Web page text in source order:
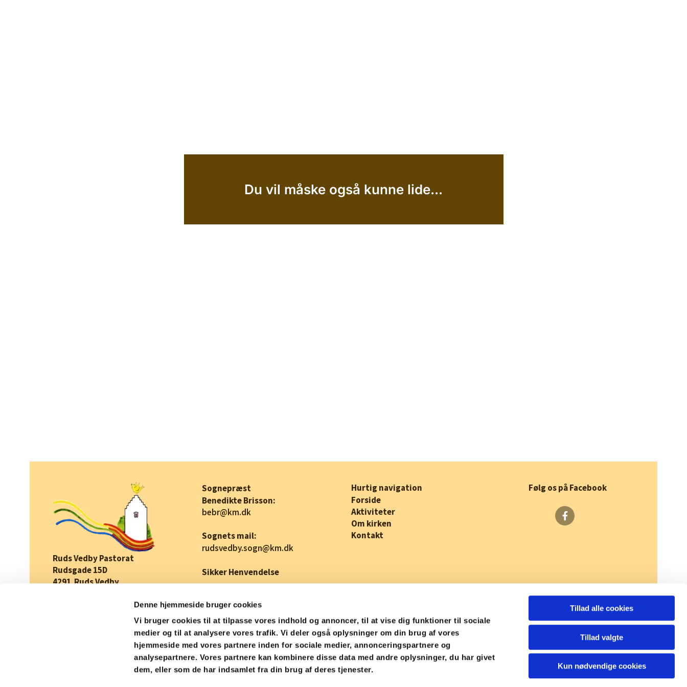
Denne hjemmeside bruger cookies
Vi bruger cookies til at tilpasse vores indhold og annoncer, til at vise dig funktioner til sociale
medier og til at analysere vores trafik. Vi deler også oplysninger om din brug af vores
hjemmeside med vores partnere inden for sociale medier, annonceringspartnere og
analysepartnere. Vores partnere kan kombinere disse data med andre oplysninger, du har givet
dem, eller som de har indsamlet fra din brug af deres tjenester.
Tillad alle cookies
Tillad valgte
Kun nødvendige cookies
Du vil måske også kunne lide...
Ruds Vedby Pastorat
Rudsgade 15D
4291 Ruds Vedby
CVR-nummer: 57269715
EAN/GLN nummer: 5798000843448
Sognepræst
Benedikte Brisson:
bebr@km.dk
Sognets mail:
rudsvedby.sogn@km.dk
Sikker Henvendelse
Hurtig navigation
Forside
Aktiviteter
Om kirken
Kontakt
Følg os på Facebook
Privatlivspolitik Log på ChurchDesk